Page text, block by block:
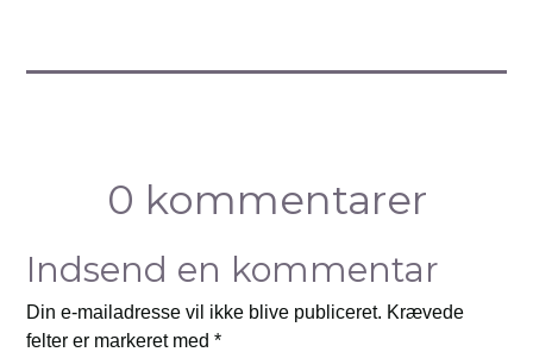
0 kommentarer
Indsend en kommentar
Din e-mailadresse vil ikke blive publiceret. Krævede
felter er markeret med*